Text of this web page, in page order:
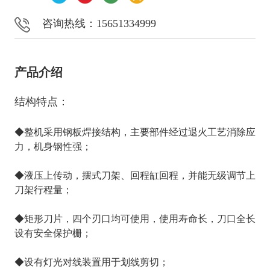
咨询热线：15651334999
产品介绍
结构特点：
◆整机采用钢板焊接结构，主要部件经过退火工艺消除应
力，机身钢性强；
◆液压上传动，摆式刀架、回程缸回程，并能无级调节上
刀架行程量；
◆矩形刀片，四个刃口均可使用，使用寿命长，刀口全长
设有安全保护栅；
◆设有灯光对线装置用于划线剪切；